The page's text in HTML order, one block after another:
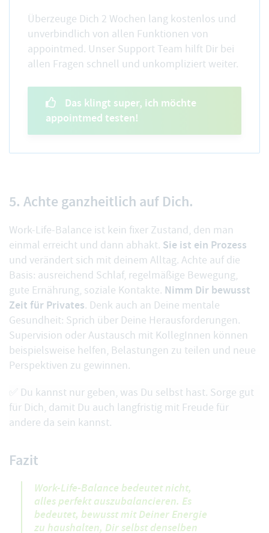
Überzeuge Dich 2 Wochen lang kostenlos und
unverbindlich von allen Funktionen von
appointmed. Unser Support Team hilft Dir bei
allen Fragen schnell und unkompliziert weiter.
Das klingt super, ich möchte
appointmed testen!
5. Achte ganzheitlich auf Dich.
Work-Life-Balance ist kein fixer Zustand, den man
einmal erreicht und dann abhakt. Sie ist ein Prozess
und verändert sich mit deinem Alltag. Achte auf die
Basis: ausreichend Schlaf, regelmäßige Bewegung,
gute Ernährung, soziale Kontakte. Nimm Dir bewusst
Zeit für Privates. Denk auch an Deine mentale
Gesundheit: Sprich über Deine Herausforderungen.
Supervision oder Austausch mit KollegInnen können
beispielsweise helfen, Belastungen zu teilen und neue
Perspektiven zu gewinnen.
✅ Du kannst nur geben, was Du selbst hast. Sorge gut
für Dich, damit Du auch langfristig mit Freude für
andere da sein kannst.
Fazit
Work-Life-Balance bedeutet nicht,
alles perfekt auszubalancieren. Es
bedeutet, bewusst mit Deiner Energie
zu haushalten, Dir selbst denselben